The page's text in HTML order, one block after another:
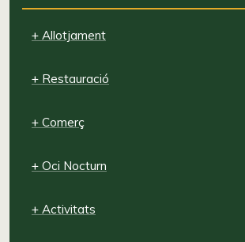
+ Allotjament
+ Restauració
+ Comerç
+ Oci Nocturn
+ Activitats